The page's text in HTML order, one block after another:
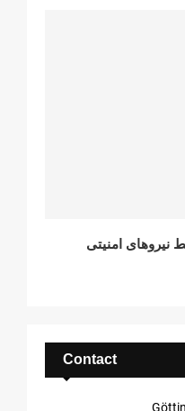
نیروهای امنیتی
Contact